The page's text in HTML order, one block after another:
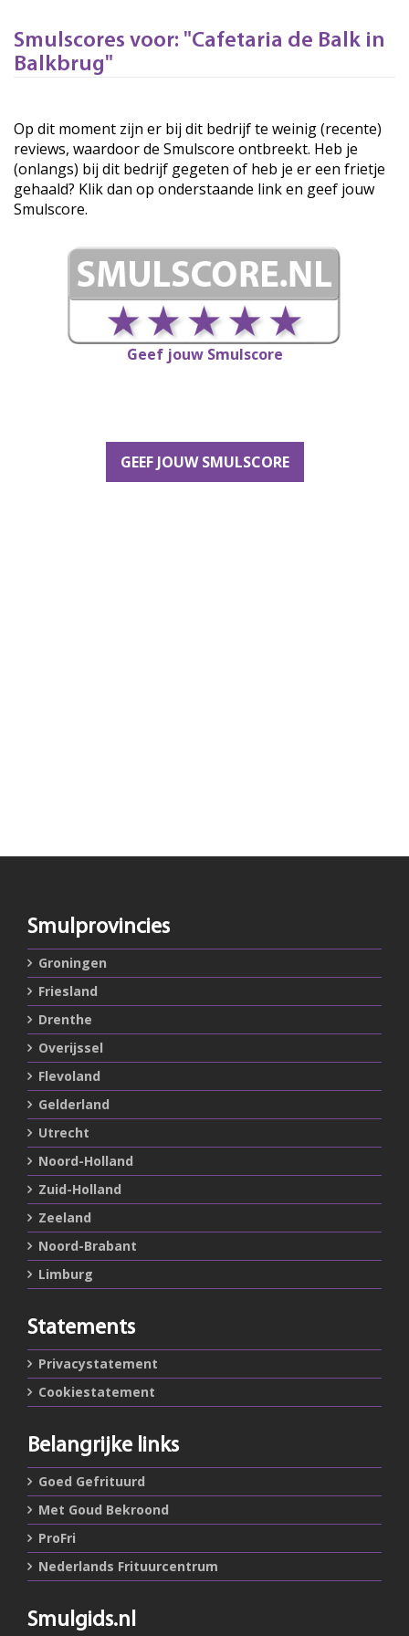
Smulscores voor: "Cafetaria de Balk in
Balkbrug"
Op dit moment zijn er bij dit bedrijf te weinig (recente)
reviews, waardoor de Smulscore ontbreekt. Heb je
(onlangs) bij dit bedrijf gegeten of heb je er een frietje
gehaald? Klik dan op onderstaande link en geef jouw
Smulscore.
Geef jouw Smulscore
GEEF JOUW SMULSCORE
Smulprovincies
Groningen
Friesland
Drenthe
Overijssel
Flevoland
Gelderland
Utrecht
Noord-Holland
Zuid-Holland
Zeeland
Noord-Brabant
Limburg
Statements
Privacystatement
Cookiestatement
Belangrijke links
Goed Gefrituurd
Met Goud Bekroond
ProFri
Nederlands Frituurcentrum
Smulgids.nl